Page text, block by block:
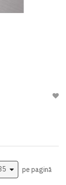
pe pagină